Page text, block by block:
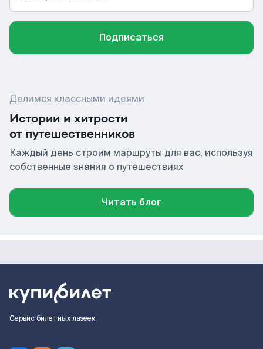
Подписаться
Делимся классными идеями
Истории и хитрости
от путешественников
Каждый день строим маршруты для вас, используя
собственные знания о путешествиях
Читать блог
Сервис билетных лазеек